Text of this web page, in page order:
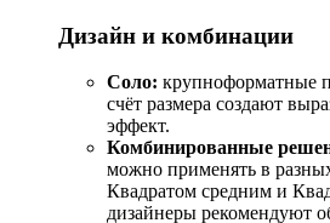
Дизайн и комбинации
Соло: крупноформатные
счёт размера создают
эффект.
Комбинированные
можно применять в
Квадратом средним и
дизайнеры рекомендуют